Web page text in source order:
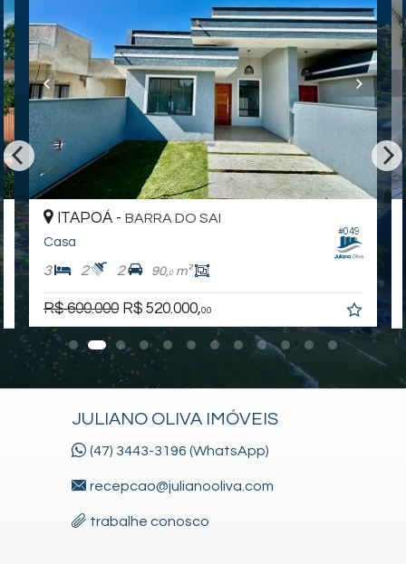
#049
ITAPOÁ - BARRA DO SAI
Casa
3 2 2 90,0m²
R$ 600.000 R$ 520.000,00
JULIANO OLIVA IMÓVEIS
(47) 3443-3196 (WhatsApp)
recepcao@julianooliva.com
trabalhe conosco